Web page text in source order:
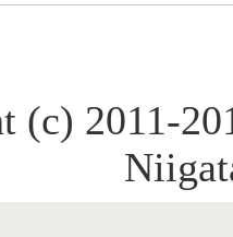
(c) 2011-